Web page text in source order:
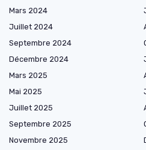
Mars 2024
Juillet 2024
Septembre 2024
Décembre 2024
Mars 2025
Mai 2025
Juillet 2025
Septembre 2025
Novembre 2025